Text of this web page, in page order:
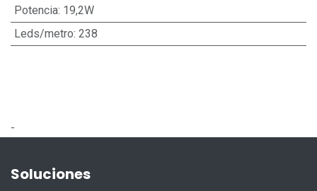
Potencia: 19,2W
Leds/metro: 238
-
Soluciones